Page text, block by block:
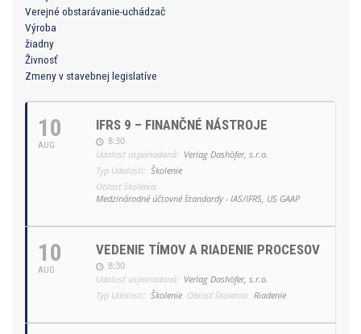
Verejné obstarávanie-uchádzač
Výroba
žiadny
Živnosť
Zmeny v stavebnej legislatíve
10
AUG
IFRS 9 – FINANČNÉ NÁSTROJE
8:30
Udalosť usporiadaná: Verlag Dashöfer, s.r.o.
Typ Udalosti: Školenie
Oblasť školenia:
Medzinárodné účtovné štandardy - IAS/IFRS, US GAAP
10
AUG
VEDENIE TÍMOV A RIADENIE PROCESOV
8:30
Udalosť usporiadaná: Verlag Dashöfer, s.r.o.
Typ Udalosti: Školenie Oblasť školenia: Riadenie